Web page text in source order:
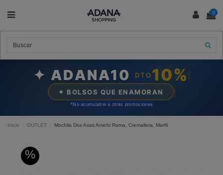
0
✦ ADANA10 DTO10%
✦ BOLSOS QUE ENAMORAN
*No acumulable a otras promociones
Inicio OUTLET Mochila Dos Asas Amichi Roma, Cremallera, Marfil
%